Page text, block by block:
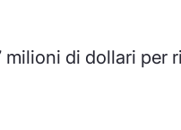
milioni di dollari per